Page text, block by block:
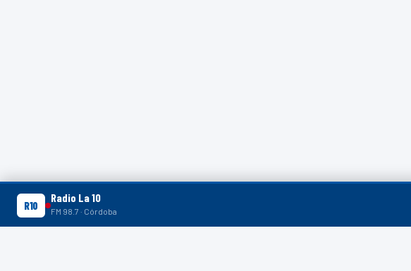
R10 SHORTS
R10
Radio La 10
FM 98.7 · Córdoba